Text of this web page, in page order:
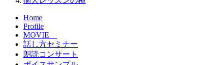
Home
Profile
MOVIE
話し方セミナー
朗読コンサート